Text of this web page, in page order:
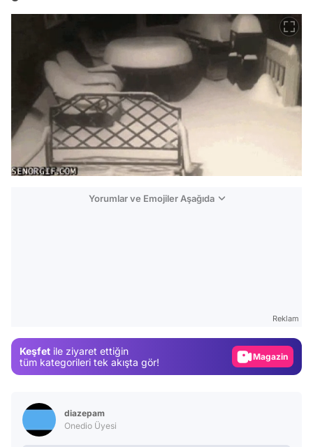
Yorumlar ve Emojiler Aşağıda
Reklam
Keşfet ile ziyaret ettiğin
tüm kategorileri tek akışta gör!
Video
diazepam
Onedio Üyesi